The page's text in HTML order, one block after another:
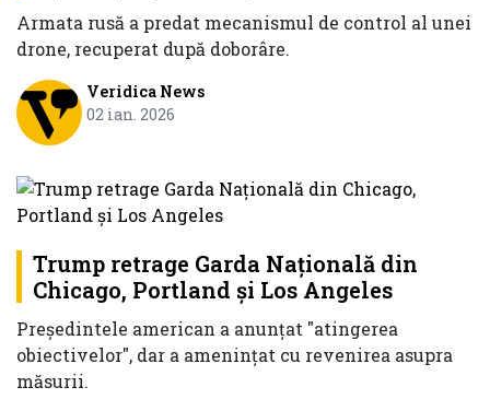
Armata rusă a predat mecanismul de control al unei
drone, recuperat după doborâre.
Veridica News
02 ian. 2026
Trump retrage Garda Naţională din
Chicago, Portland şi Los Angeles
Preşedintele american a anunţat "atingerea
obiectivelor", dar a ameninţat cu revenirea asupra
măsurii.